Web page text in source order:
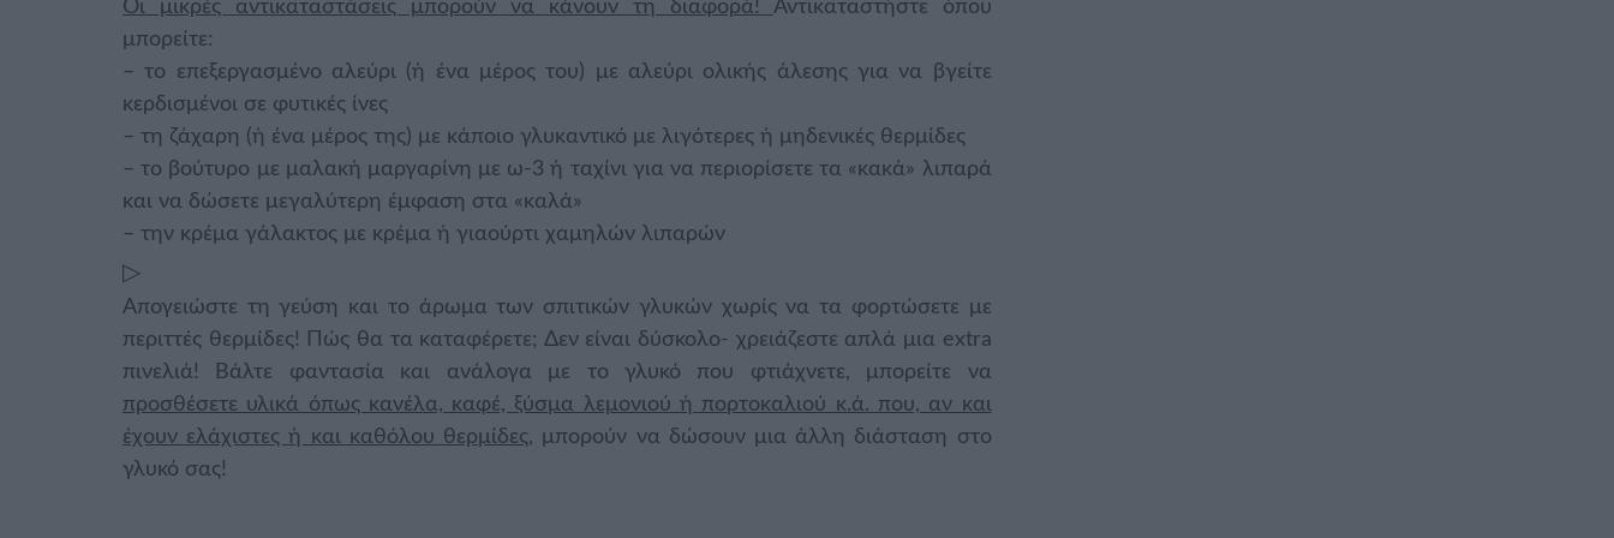
Οι μικρές αντικαταστάσεις μπορούν να κάνουν τη διαφορά! Αντικαταστήστε όπου
μπορείτε:
– το επεξεργασμένο αλεύρι (ή ένα μέρος του) με αλεύρι ολικής άλεσης για να βγείτε
κερδισμένοι σε φυτικές ίνες
– τη ζάχαρη (ή ένα μέρος της) με κάποιο γλυκαντικό με λιγότερες ή μηδενικές θερμίδες
– το βούτυρο με μαλακή μαργαρίνη με ω-3 ή ταχίνι για να περιορίσετε τα «κακά» λιπαρά
και να δώσετε μεγαλύτερη έμφαση στα «καλά»
– την κρέμα γάλακτος με κρέμα ή γιαούρτι χαμηλών λιπαρών
▷
Απογειώστε τη γεύση και το άρωμα των σπιτικών γλυκών χωρίς να τα φορτώσετε με
περιττές θερμίδες! Πώς θα τα καταφέρετε; Δεν είναι δύσκολο- χρειάζεστε απλά μια extra
πινελιά! Βάλτε φαντασία και ανάλογα με το γλυκό που φτιάχνετε, μπορείτε να
προσθέσετε υλικά όπως κανέλα, καφέ, ξύσμα λεμονιού ή πορτοκαλιού κ.ά. που, αν και
έχουν ελάχιστες ή και καθόλου θερμίδες, μπορούν να δώσουν μια άλλη διάσταση στο
γλυκό σας!